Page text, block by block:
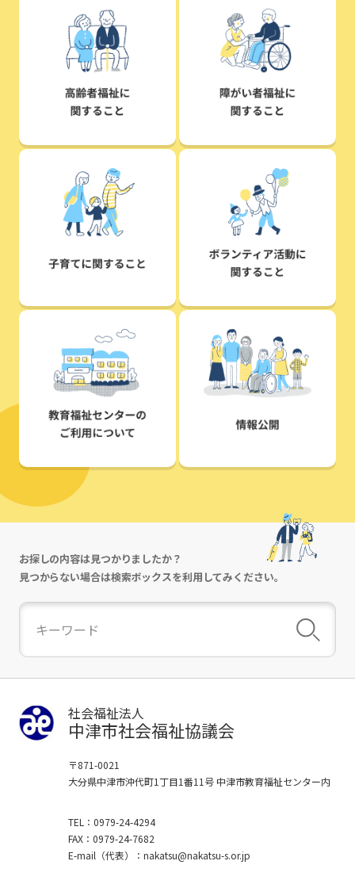
お探しの内容は見つかりましたか？
見つからない場合は検索ボックスを利用してみください。
社会福祉法人
中津市社会福祉協議会
〒871-0021
大分県中津市沖代町1丁目1番11号 中津市教育福祉センター内
TEL
0979-24-4294
FAX
0979-24-7682
E-mail （代表） nakatsu nakatsu-s.or.jp